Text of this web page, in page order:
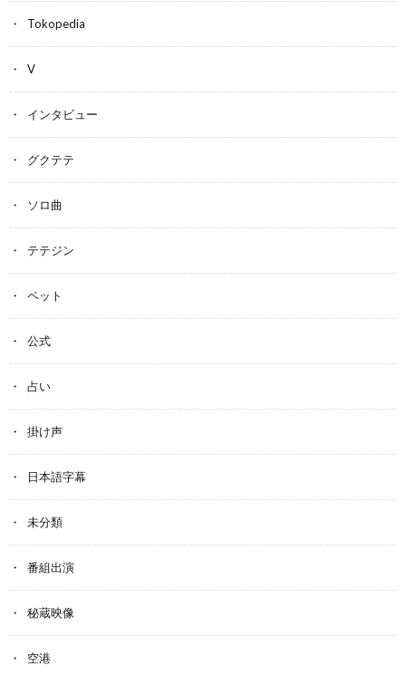
Tokopedia
V
インタビュー
グクテテ
ソロ曲
テテジン
ペット
公式
占い
掛け声
日本語字幕
未分類
番組出演
秘蔵映像
空港